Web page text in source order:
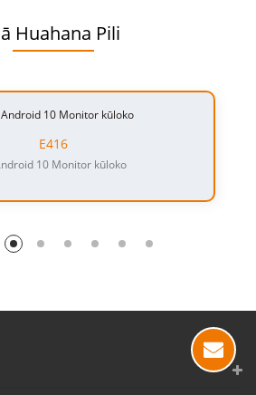
Huahana Pili
E416
10 Monitor kūloko